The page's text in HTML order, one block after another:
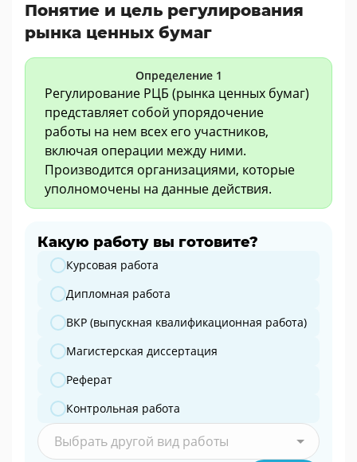
Понятие и цель регулирования
рынка ценных бумаг
Определение 1
Регулирование РЦБ (рынка ценных бумаг)
представляет собой упорядочение
работы на нем всех его участников,
включая операции между ними.
Производится организациями, которые
уполномочены на данные действия.
Какую работу вы готовите?
Какую работу вы готовите?
Курсовая работа
Дипломная работа
ВКР (выпускная квалификационная работа)
Магистерская диссертация
Реферат
Контрольная работа
Выбрать другой вид работы